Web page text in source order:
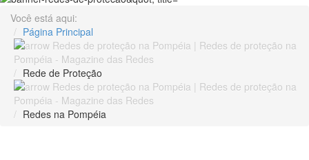
Você está aqui:
Página Principal
Rede de Proteção
Redes na Pompéia